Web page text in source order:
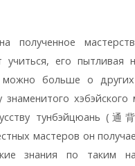
полученное
учиться, его пытливая
можно больше о
знаменитого
тунбэйцюань (通
мастеров он
знания по таким